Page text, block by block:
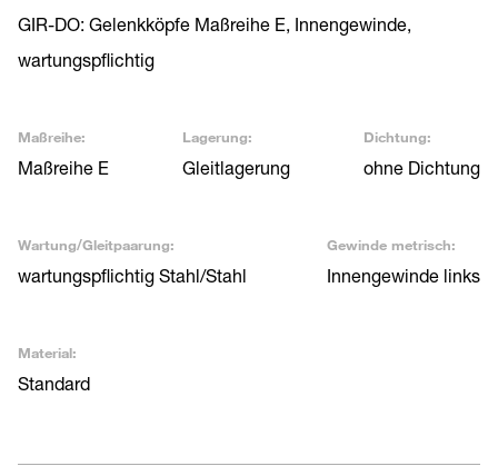
GIR-DO: Gelenkköpfe Maßreihe E, Innengewinde,
wartungspflichtig
Maßreihe:
Maßreihe E
Lagerung:
Gleitlagerung
Dichtung:
ohne Dichtung
Wartung/Gleitpaarung:
wartungspflichtig Stahl/Stahl
Gewinde metrisch:
Innengewinde links
Material:
Standard